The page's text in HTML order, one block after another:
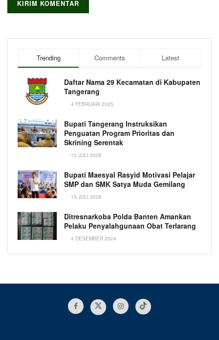
Trending Comments Latest
Daftar Nama 29 Kecamatan di Kabupaten
Tangerang
4 FEBRUARI 2025
Bupati Tangerang Instruksikan
Penguatan Program Prioritas dan
Skrining Serentak
15 JULI 2026
Bupati Maesyal Rasyid Motivasi Pelajar
SMP dan SMK Satya Muda Gemilang
15 JULI 2026
Ditresnarkoba Polda Banten Amankan
Pelaku Penyalahgunaan Obat Terlarang
4 DESEMBER 2024